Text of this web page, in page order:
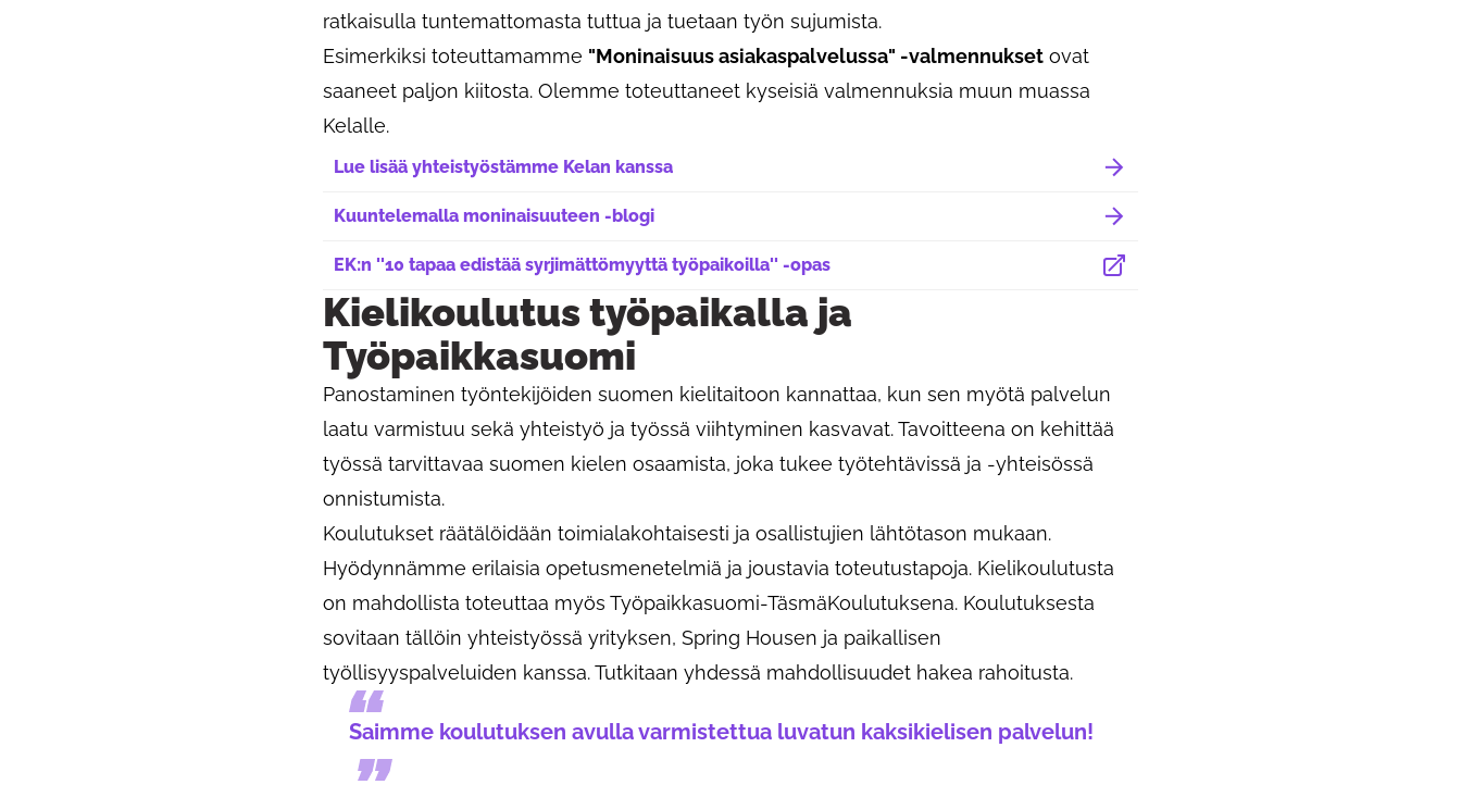
ratkaisulla tuntemattomasta tuttua ja tuetaan työn sujumista.
Esimerkiksi toteuttamamme "Moninaisuus asiakaspalvelussa" -valmennukset ovat
saaneet paljon kiitosta. Olemme toteuttaneet kyseisiä valmennuksia muun muassa
Kelalle.
Lue lisää yhteistyöstämme Kelan kanssa
Kuuntelemalla moninaisuuteen -blogi
EK:n ''10 tapaa edistää syrjimättömyyttä työpaikoilla'' -opas
Avautuu uudessa välilehdessä
Kielikoulutus työpaikalla ja
Työpaikkasuomi
Panostaminen työntekijöiden suomen kielitaitoon kannattaa, kun sen myötä palvelun
laatu varmistuu sekä yhteistyö ja työssä viihtyminen kasvavat. Tavoitteena on kehittää
työssä tarvittavaa suomen kielen osaamista, joka tukee työtehtävissä ja -yhteisössä
onnistumista.
Koulutukset räätälöidään toimialakohtaisesti ja osallistujien lähtötason mukaan.
Hyödynnämme erilaisia opetusmenetelmiä ja joustavia toteutustapoja. Kielikoulutusta
on mahdollista toteuttaa myös Työpaikkasuomi-TäsmäKoulutuksena. Koulutuksesta
sovitaan tällöin yhteistyössä yrityksen, Spring Housen ja paikallisen
työllisyyspalveluiden kanssa. Tutkitaan yhdessä mahdollisuudet hakea rahoitusta.
Saimme koulutuksen avulla varmistettua luvatun kaksikielisen palvelun!